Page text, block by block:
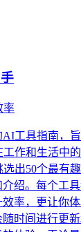
率
工具指南，
作和生活中
出50个最有
绍。每个工
率，更让你
时间进行更